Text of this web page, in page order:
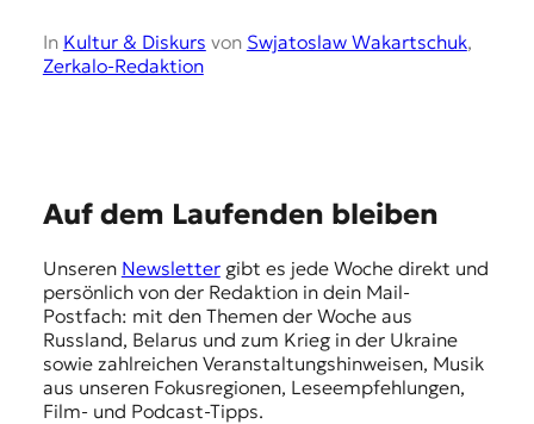
In Kultur & Diskurs von Swjatoslaw Wakartschuk,
Zerkalo-Redaktion
Auf dem Laufenden bleiben
Unseren Newslettergibt es jede Woche direkt und
persönlich von der Redaktion in dein Mail-
Postfach: mit den Themen der Woche aus
Russland, Belarus und zum Krieg in der Ukraine
sowie zahlreichen Veranstaltungshinweisen, Musik
aus unseren Fokusregionen, Leseempfehlungen,
Film- und Podcast-Tipps.